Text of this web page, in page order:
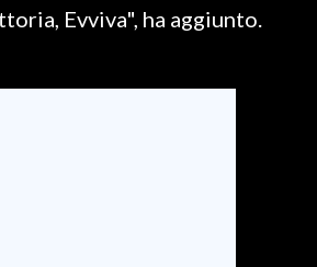
Evviva", ha aggiunto.